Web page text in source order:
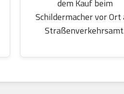
dem Kauf beim
Schildermacher vor Ort